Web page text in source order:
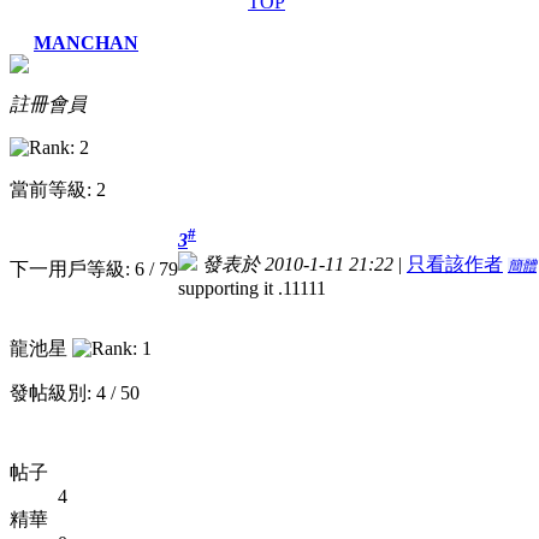
MANCHAN
註冊會員
當前等級: 2
下一用戶等級: 6 / 79
龍池星
發帖級別: 4 / 50
帖子
4
精華
3#
發表於 2010-1-11 21:22 | 只看該作者 簡體
supporting it .11111